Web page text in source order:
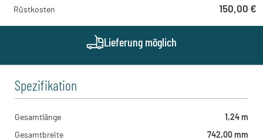
Rüstkosten 150,00 €
Lieferung möglich
Spezifikation
Gesamtlänge
1,24 m
Gesamtbreite
742,00 mm